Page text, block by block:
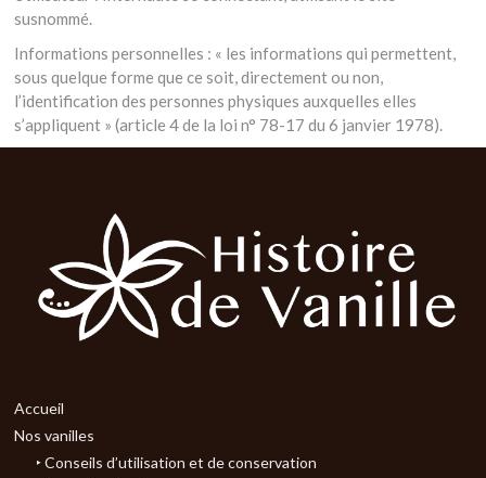
susnommé.
Informations personnelles : « les informations qui permettent,
sous quelque forme que ce soit, directement ou non,
l’identification des personnes physiques auxquelles elles
s’appliquent » (article 4 de la loi n° 78-17 du 6 janvier 1978).
Accueil
Nos vanilles
‣ Conseils d’utilisation et de conservation